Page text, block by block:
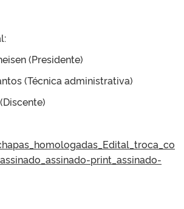
(Presidente)
(Técnica administrativa)
print_assinado-